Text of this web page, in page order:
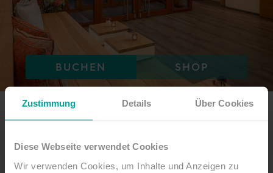
Zustimmung Details Über Cookies
Diese Webseite verwendet Cookies
Wir verwenden Cookies, um Inhalte und Anzeigen zu
BUCHEN SHOP
Fußball live im